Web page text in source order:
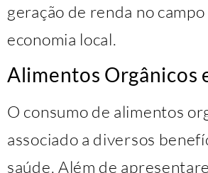
geração de renda no
economia local.
Alimentos Orgânicos
O consumo de alimentos
associado a diversos
saúde. Além de